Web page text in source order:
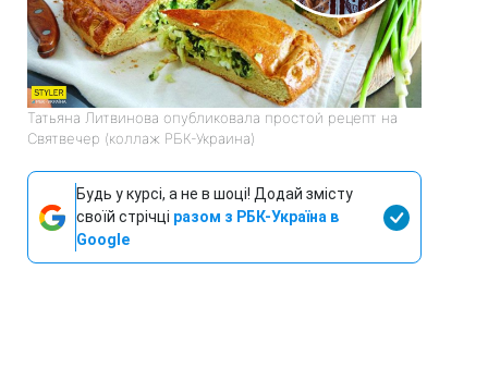
Татьяна Литвинова опубликовала простой рецепт на
Святвечер (коллаж РБК-Украина)
Будь у курсі, а не в шоці! Додай змісту
своїй стрічці разом з РБК-Україна в
Google